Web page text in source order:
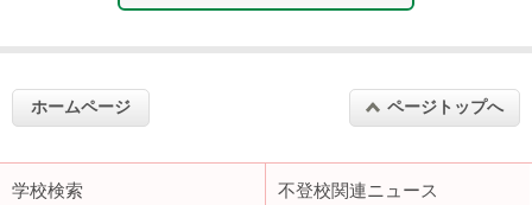
ホームページ ページトップへ
学校検索 不登校関連ニュース